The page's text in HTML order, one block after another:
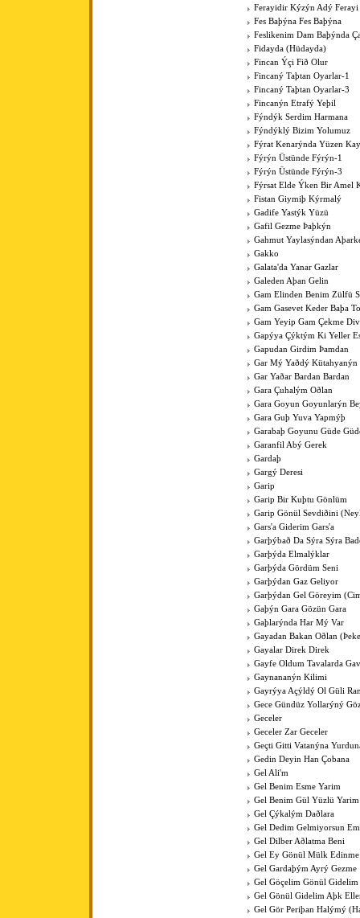
Ferayidir Kýzýn Adý Ferayi
Fes Baþýna Fes Baþýna
Feslikenim Dam Baþýnda
Fidayda (Hüdayda)
Fincan Ýçi Fið Olur
Fincaný Taþtan Oyarlar-1
Fincaný Taþtan Oyarlar-3
Fincanýn Etrafý Yeþil
Fýndýk Serdim Harmana
Fýndýklý Bizim Yolumuz
Fýrat Kenarýnda Yüzen
Fýrýn Üstünde Fýrýn-1
Fýrýn Üstünde Fýrýn-3
Fýrsat Elde Ýken Bir Amel
Fistan Giymiþ Kýrmalý
Gadife Yastýk Yüzü
Gafil Gezme Þaþkýn
Gahmut Yaylasýndan
Gakko
Galata'da Yanar Gazlar
Galeden Aþan Gelin
Gam Elinden Benim Zülfü
Gam Gasevet Keder Baþa
Gam Yeyip Gam Çekme
Gapýya Çýktým Ki Yeller
Gapudan Girdim Þamdan
Gar Mý Yaðdý Kütahyanýn
Gar Yaðar Bardan Bardan
Gara Çuhalým Oðlan
Gara Goyun Goyunlarýn
Gara Guþ Yuva Yapmýþ
Garabaþ Goyunu Güde
Garanfil Abý Gerek
Gardaþ
Gargý Deresi
Garip
Garip Bir Kuþtu Gönlüm
Garip Gönül Sevdiðini
Gars'a Giderim Gars'a
Garþýbað Da Sýra Sýra
Garþýda Elmalýklar
Garþýda Gördüm Seni
Garþýdan Gaz Geliyor
Garþýdan Gel Göreyim
Gaþýn Gara Gözün Gara
Gaþlarýnda Har Mý Var
Gayadan Bakan Oðlan
Gayalar Direk Direk
Gayfe Oldum Tavalarda
Gaynananýn Kilimi
Gayrýya Açýldý Ol Güli
Gece Gündüz Yollarýný
Geceler
Geceler Zar Geceler
Geçti Gitti Vatanýna
Gedin Deyin Han Çobana
Gel Ali'm
Gel Benim Esme Yarim
Gel Benim Gül Yüzlü Yarim
Gel Çýkalým Daðlara
Gel Dedim Gelmiyorsun
Gel Dilber Aðlatma Beni
Gel Ey Gönül Mülk
Gel Gardaþým Ayrý Gezme
Gel Göçelim Gönül Gidelim
Gel Gönül Gidelim Aþk
Gel Gör Periþan Halýmý